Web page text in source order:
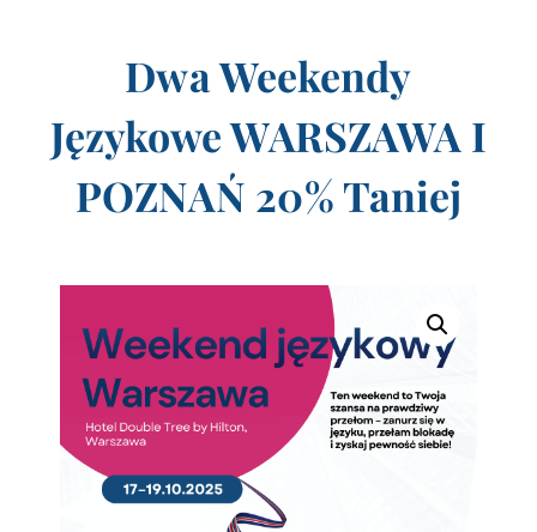
Dwa Weekendy
Językowe WARSZAWA I
POZNAŃ 20% Taniej